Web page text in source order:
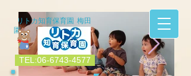
リトカ知育保育園 梅田
園
TEL:06-6743-4577